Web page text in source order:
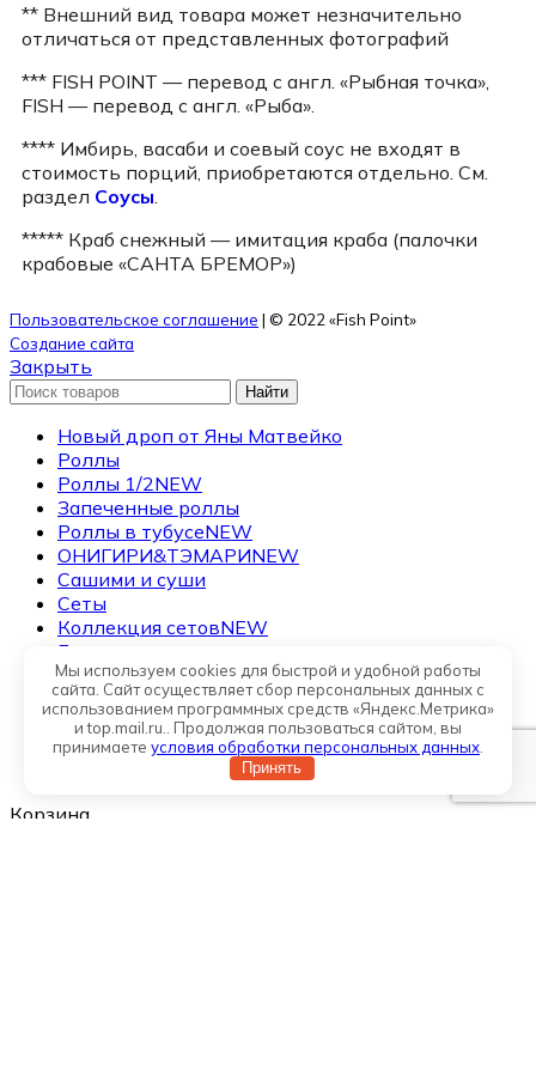
** Внешний вид товара может незначительно
отличаться от представленных фотографий
*** FISH POINT — перевод с англ. «Рыбная точка»,
FISH — перевод с англ. «Рыба».
**** Имбирь, васаби и соевый соус не входят в
стоимость порций, приобретаются отдельно. См.
раздел Соусы
***** Краб снежный — имитация краба (палочки
крабовые «САНТА БРЕМОР»)
Пользовательское соглашение | © 2022 «Fish Point»
Создание сайта
Закрыть
Найти
Новый дроп от Яны Матвейко
Роллы
Роллы 1/2NEW
Запеченные роллы
Роллы в тубусеNEW
ОНИГИРИ&ТЭМАРИNEW
Сашими и суши
Сеты
Коллекция сетовNEW
Гунканы
WOK/Горячее/Супы
Пицца
Римская пиццаNEW
Салаты
Корзина
Мы используем cookies для быстрой и удобной работы
сайта. Сайт осуществляет сбор персональных данных с
использованием программных средств «Яндекс.Метрика»
и top.mail.ru.. Продолжая пользоваться сайтом, вы
принимаете условия обработки персональных данных
Принять